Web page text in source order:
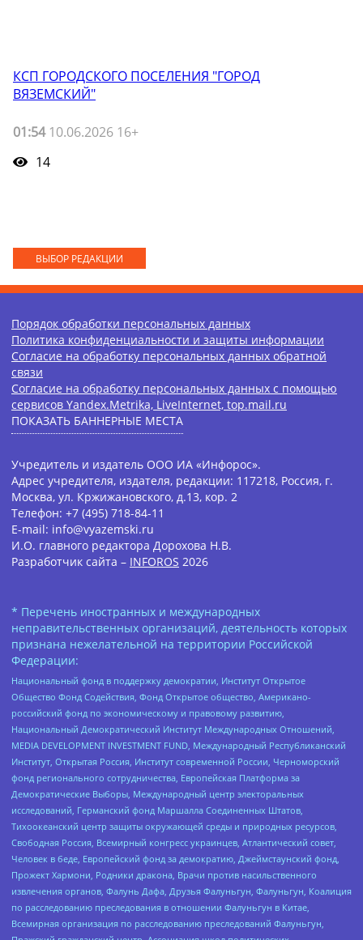
КСП ГОРОДСКОГО ПОСЕЛЕНИЯ "ГОРОД
ВЯЗЕМСКИЙ"
01:5410.06.2026 16+
14
ВЫБОР РЕДАКЦИИ
Порядок обработки персональных данных
Политика конфиденциальности и защиты информации
Согласие на обработку персональных данных обратной
связи
Согласие на обработку персональных данных с помощью
сервисов Yandex.Metrika, LiveInternet, top.mail.ru
ПОКАЗАТЬ БАННЕРНЫЕ МЕСТА
Учредитель и издатель ООО ИА «Инфорос».
Адрес учредителя, издателя, редакции: 117218, Россия, г.
Москва, ул. Кржижановского, д.13, кор. 2
Телефон: +7 (495) 718-84-11
E-mail: info@vyazemski.ru
И.О. главного редактора Дорохова Н.В.
Разработчик сайта – INFOROS 2026
* Перечень иностранных и международных
неправительственных организаций, деятельность которых
признана нежелательной на территории Российской
Федерации:
Национальный фонд в поддержку демократии, Институт Открытое
Общество Фонд Содействия, Фонд Открытое общество, Американо-
российский фонд по экономическому и правовому развитию,
Национальный Демократический Институт Международных Отношений,
MEDIA DEVELOPMENT INVESTMENT FUND, Международный Республиканский
Институт, Открытая Россия, Институт современной России, Черноморский
фонд регионального сотрудничества, Европейская Платформа за
Демократические Выборы, Международный центр электоральных
исследований, Германский фонд Маршалла Соединенных Штатов,
Тихоокеанский центр защиты окружающей среды и природных ресурсов,
Свободная Россия, Всемирный конгресс украинцев, Атлантический совет,
Человек в беде, Европейский фонд за демократию, Джеймстаунский фонд,
Прожект Хармони, Родники дракона, Врачи против насильственного
извлечения органов, Фалунь Дафа, Друзья Фалуньгун, Фалуньгун, Коалиция
по расследованию преследования в отношении Фалуньгун в Китае,
Всемирная организация по расследованию преследований Фалуньгун,